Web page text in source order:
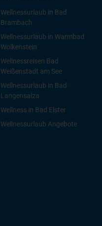
Wellnessurlaub in Bad
Brambach
Wellnessurlaub in Warmbad
Wolkenstein
Wellnessreisen Bad
Weißenstadt am See
Wellnessurlaub in Bad
Langensalza
Wellness in Bad Elster
Wellnessurlaub Angebote